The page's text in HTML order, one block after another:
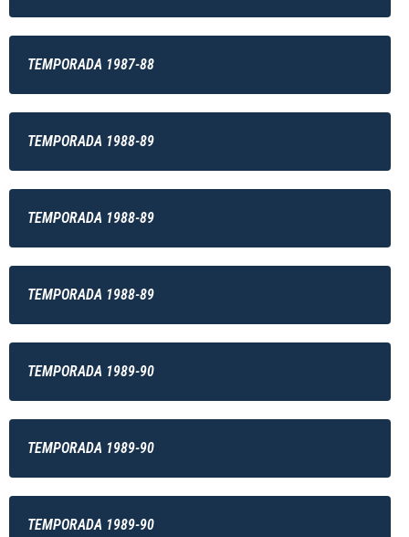
TEMPORADA 1987-88
TEMPORADA 1988-89
TEMPORADA 1988-89
TEMPORADA 1988-89
TEMPORADA 1989-90
TEMPORADA 1989-90
TEMPORADA 1989-90